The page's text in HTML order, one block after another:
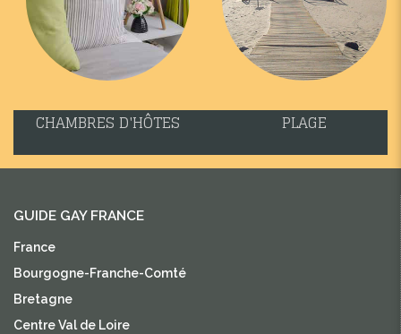
CHAMBRES D'HÔTES PLAGE
GUIDE GAY FRANCE
France
Bourgogne-Franche-Comté
Bretagne
Centre Val de Loire